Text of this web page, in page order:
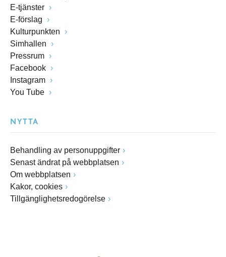
E-tjänster
E-förslag
Kulturpunkten
Simhallen
Pressrum
Facebook
Instagram
You Tube
NYTTA
Behandling av personuppgifter
Senast ändrat på webbplatsen
Om webbplatsen
Kakor, cookies
Tillgänglighetsredogörelse